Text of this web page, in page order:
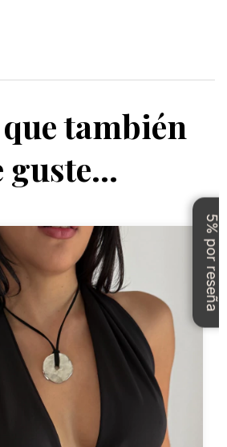
también
guste…
5% por reseña